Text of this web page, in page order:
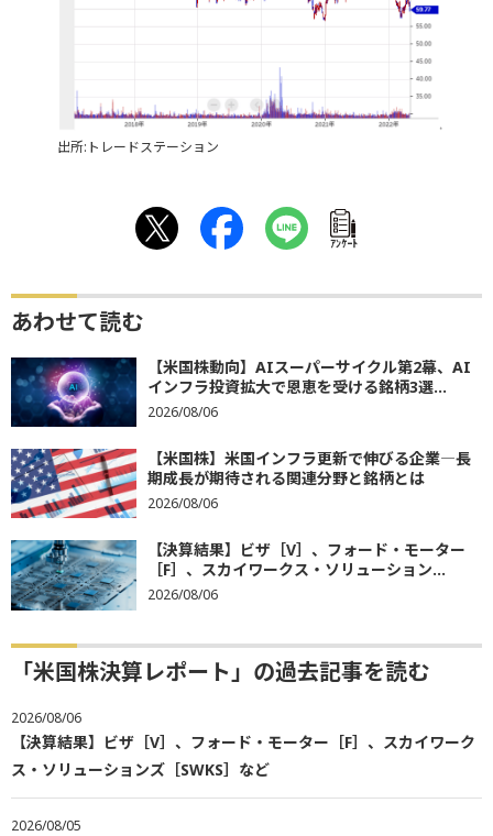
出所:トレードステーション
ｱﾝｹｰﾄ
あわせて読む
【米国株動向】AIスーパーサイクル第2幕、AI
インフラ投資拡大で恩恵を受ける銘柄3選...
2026/08/06
【米国株】米国インフラ更新で伸びる企業―長
期成長が期待される関連分野と銘柄とは
2026/08/06
【決算結果】ビザ［V］、フォード・モーター
［F］、スカイワークス・ソリューション...
2026/08/06
「米国株決算レポート」の過去記事を読む
2026/08/06
【決算結果】ビザ［V］、フォード・モーター［F］、スカイワーク
ス・ソリューションズ［SWKS］など
2026/08/05